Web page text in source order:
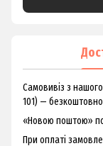
Самовивіз з
101) —
«Новою поштою»
При оплаті